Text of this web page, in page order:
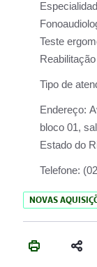
Teste
Tipo de
Endereço:
bloco 01,
Estado do
Telefone:
NOVAS